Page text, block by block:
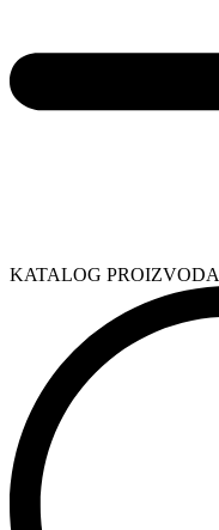
KATALOG PROIZVODA